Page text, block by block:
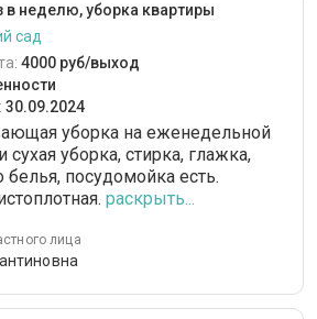
неделю, уборка квартиры
сад
4000 руб/выход
30.09.2024
уборка на еженедельной
уборка, стирка, глажка,
белья, посудомойка есть.
раскрыть...
лица